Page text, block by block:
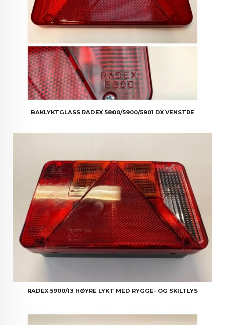
BAKLYKTGLASS RADEX 5800/5900/5901 DX VENSTRE
RADEX 5900/13 HØYRE LYKT MED RYGGE- OG SKILTLYS